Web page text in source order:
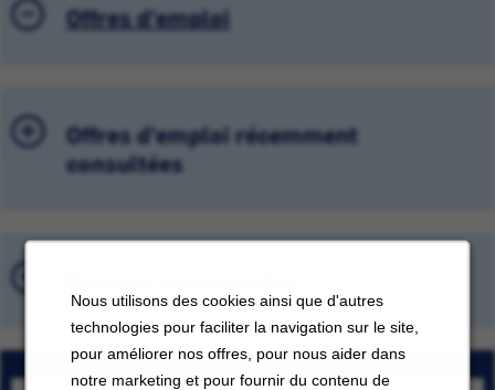
Nous utilisons des cookies ainsi que d'autres
technologies pour faciliter la navigation sur le site,
pour améliorer nos offres, pour nous aider dans
notre marketing et pour fournir du contenu de
Offres d'emploi
Offres d'emploi récemment
consultées